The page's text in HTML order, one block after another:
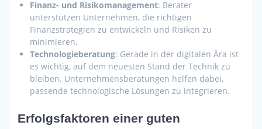
Finanz- und Risikomanagement: Berater
unterstützen Unternehmen, die richtigen
Finanzstrategien zu entwickeln und Risiken zu
minimieren.
Technologieberatung: Gerade in der digitalen Ära ist
es wichtig, auf dem neuesten Stand der Technik zu
bleiben. Unternehmensberatungen helfen dabei,
passende technologische Lösungen zu integrieren.
Erfolgsfaktoren einer guten